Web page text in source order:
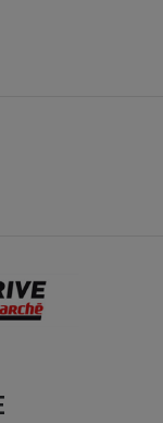
-
à expressos